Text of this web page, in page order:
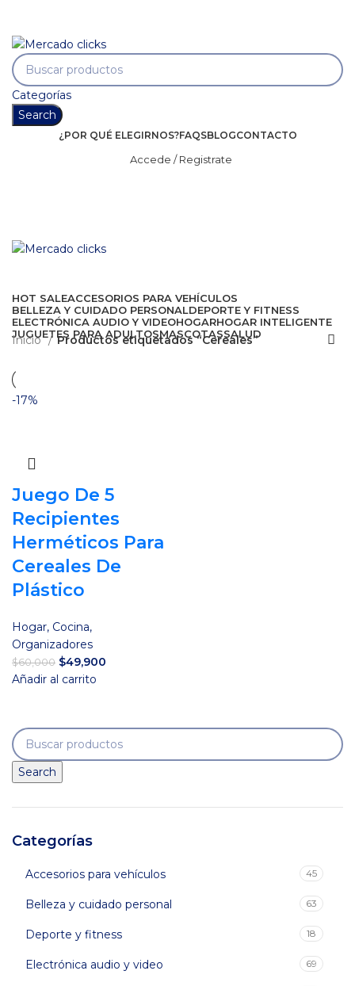
Categorías
Search
¿POR QUÉ ELEGIRNOS?FAQSBLOGCONTACTO
Accede / Registrate
HOT SALEACCESORIOS PARA VEHÍCULOS
BELLEZA Y CUIDADO PERSONALDEPORTE Y FITNESS
ELECTRÓNICA AUDIO Y VIDEOHOGARHOGAR INTELIGENTE
JUGUETES PARA ADULTOSMASCOTASSALUD
Search
Categorías
Accesorios para vehículos 45
Belleza y cuidado personal 63
Deporte y fitness 18
Electrónica audio y video 69
Inicio Productos etiquetados “Cereales”
-17%
Juego De 5
Recipientes
Herméticos Para
Cereales De
Plástico
Hogar, Cocina,
Organizadores
$60,000 El
precio
$60,000.
$49,900
$49,900.
Añadir al carrito